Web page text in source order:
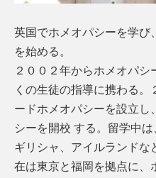
英国でホメオパシーを学び
を始める。
２００２年からホメオパ
くの生徒の指導に携わる
ードホメオパシーを設立し
シーを開校 する。留学中
ギリシャ、アイルランドな
在は東京と福岡を拠点に、